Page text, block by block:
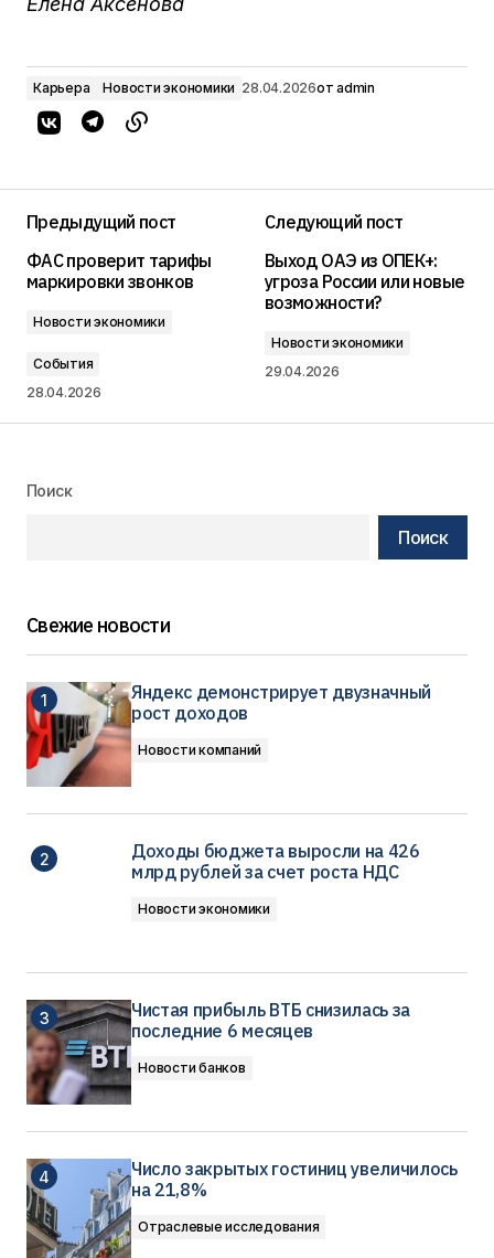
Карьера Новости экономики 28.04.2026от admin
Предыдущий пост
ФАС проверит тарифы
маркировки звонков
Новости экономики
События
28.04.2026
Следующий пост
Выход ОАЭ из ОПЕК+:
угроза России или новые
возможности?
Новости экономики
29.04.2026
Поиск
Поиск
Свежие новости
Яндекс демонстрирует двузначный
рост доходов
Новости компаний
Доходы бюджета выросли на 426
млрд рублей за счет роста НДС
Новости экономики
Чистая прибыль ВТБ снизилась за
последние 6 месяцев
Новости банков
Число закрытых гостиниц увеличилось
на 21,8%
Отраслевые исследования